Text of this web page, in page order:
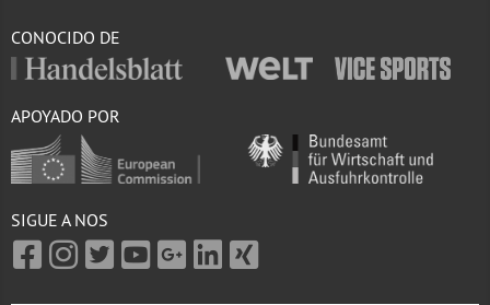
CONOCIDO DE
APOYADO POR
SIGUE A NOS